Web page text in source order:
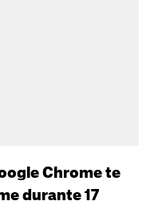
Chrome te
durante 17